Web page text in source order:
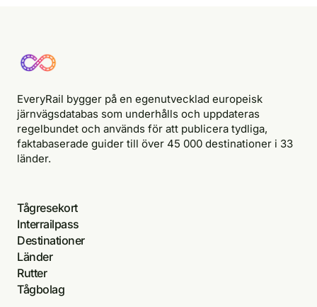
EveryRail bygger på en egenutvecklad europeisk
järnvägsdatabas som underhålls och uppdateras
regelbundet och används för att publicera tydliga,
faktabaserade guider till över 45 000 destinationer i 33
länder.
Tågresekort
Interrailpass
Destinationer
Länder
Rutter
Tågbolag